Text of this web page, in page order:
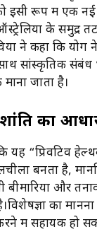
इसी रूप में एक
के समुद्र
ने कहा कि
साथ सांस्कृतिक
जाता है।
का
“प्रिवेंटिव
बनता है,
और
का
में सहायक हो